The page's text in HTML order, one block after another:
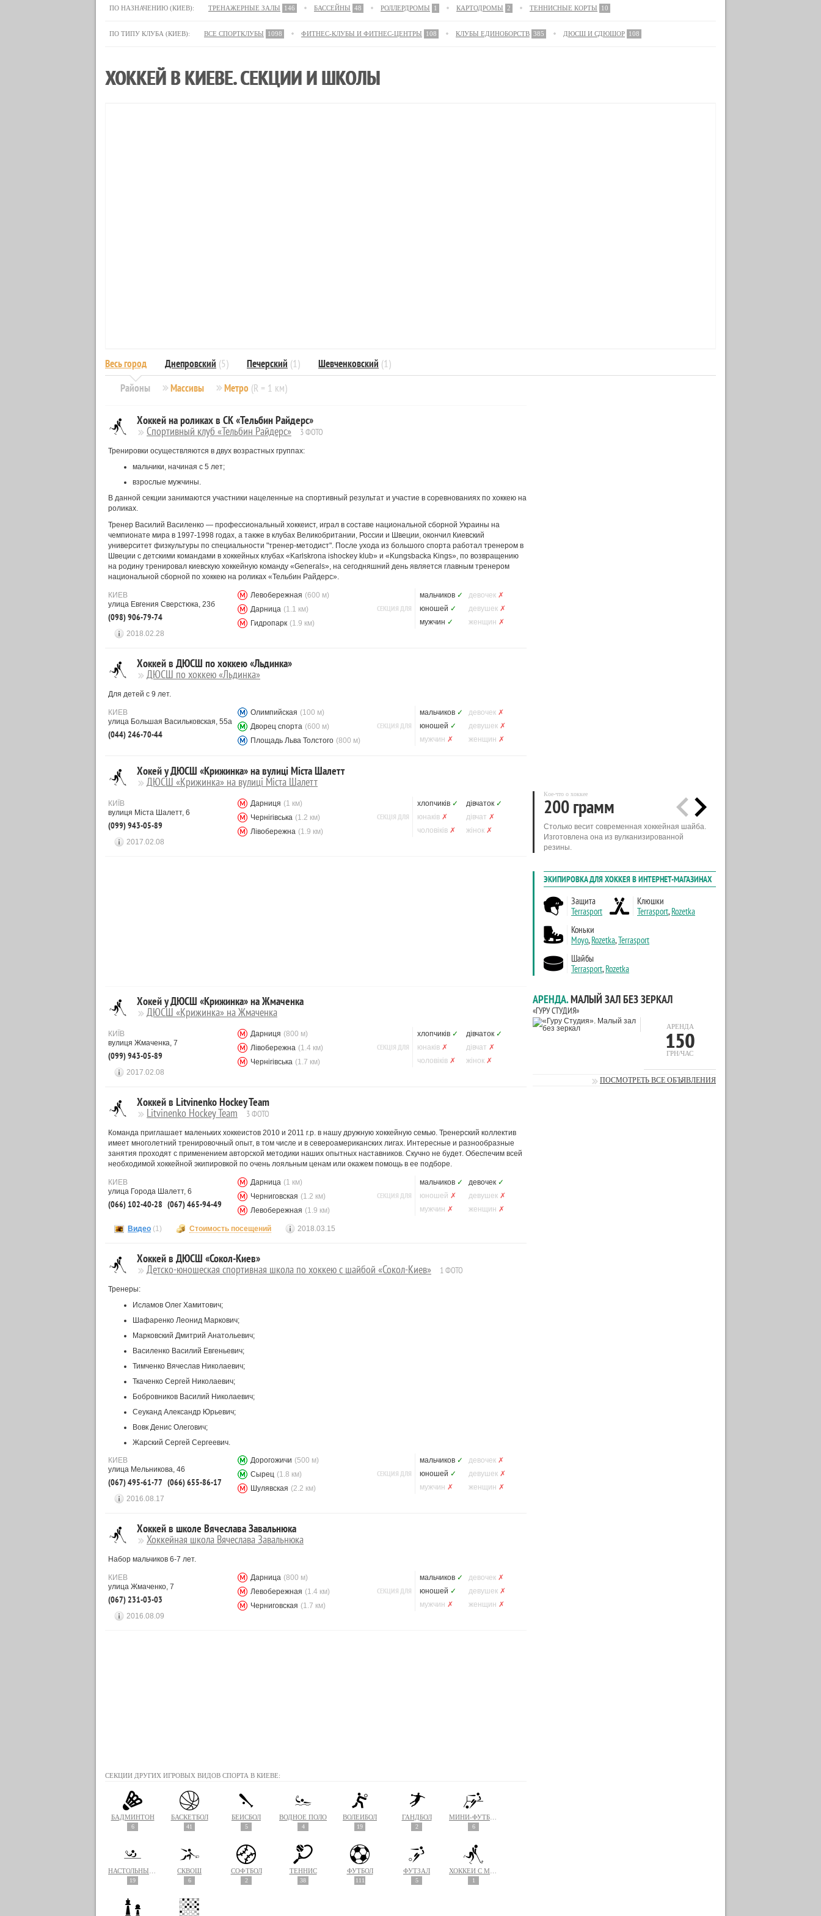
ПО НАЗНАЧЕНИЮ (КИЕВ): ТРЕНАЖЕРНЫЕ ЗАЛЫ 146 БАССЕЙНЫ 48 РОЛЛЕРДРОМЫ 1 КАРТОДРОМЫ 2 ТЕННИСНЫЕ КОРТЫ 10
ПО ТИПУ КЛУБА (КИЕВ): ВСЕ СПОРТКЛУБЫ 1098 ФИТНЕС-КЛУБЫ И ФИТНЕС-ЦЕНТРЫ 108 КЛУБЫ ЕДИНОБОРСТВ 385 ДЮСШ И СДЮШОР 108
ХОККЕЙ В КИЕВЕ. СЕКЦИИ И ШКОЛЫ
Районы
Весь город Днепровский (5) Печерский (1) Шевченковский (1)
Массивы
Метро (R = 1 км)
Хоккей на роликах в СК «Тельбин Райдерс»
Спортивный клуб «Тельбин Райдерс» 3 ФОТО
Тренировки осуществляются в двух возрастных группах:
мальчики, начиная с 5 лет;
взрослые мужчины.
В данной секции занимаются участники нацеленные на спортивный результат и участие в соревнованиях по хоккею на
роликах.
Тренер Василий Василенко — профессиональный хоккеист, играл в составе национальной сборной Украины на
чемпионате мира в 1997-1998 годах, а также в клубах Великобритании, России и Швеции, окончил Киевский
университет физкультуры по специальности "тренер-методист". После ухода из большого спорта работал тренером в
Швеции с детскими командами в хоккейных клубах «Karlskrona ishockey klub» и «Kungsbacka Kings», по возвращению
на родину тренировал киевскую хоккейную команду «Generals», на сегодняшний день является главным тренером
национальной сборной по хоккею на роликах «Тельбин Райдерс».
КИЕВ
улица Евгения Сверстюка, 23б
(098) 906-79-74
Левобережная (600 м)
Дарница (1.1 км)
Гидропарк (1.9 км)
СЕКЦИЯ ДЛЯ
мальчиков ✓ девочек ✗
юношей ✓ девушек ✗
мужчин ✓ женщин ✗
2018.02.28
Хоккей в ДЮСШ по хоккею «Льдинка»
ДЮСШ по хоккею «Льдинка»
Для детей с 9 лет.
КИЕВ
улица Большая Васильковская, 55a
(044) 246-70-44
Олимпийская (100 м)
Дворец спорта (600 м)
Площадь Льва Толстого (800 м)
СЕКЦИЯ ДЛЯ
мальчиков ✓ девочек ✗
юношей ✓ девушек ✗
мужчин ✗ женщин ✗
Хокей у ДЮСШ «Крижинка» на вулиці Міста Шалетт
ДЮСШ «Крижинка» на вулиці Міста Шалетт
КИЇВ
вулиця Міста Шалетт, 6
(099) 943-05-89
Дарниця (1 км)
Чернігівська (1.2 км)
Лівобережна (1.9 км)
СЕКЦІЯ ДЛЯ
хлопчиків ✓ дівчаток ✓
юнаків ✗ дівчат ✗
чоловіків ✗ жінок ✗
2017.02.08
Хокей у ДЮСШ «Крижинка» на Жмаченка
ДЮСШ «Крижинка» на Жмаченка
КИЇВ
вулиця Жмаченка, 7
(099) 943-05-89
Дарниця (800 м)
Лівобережна (1.4 км)
Чернігівська (1.7 км)
СЕКЦІЯ ДЛЯ
хлопчиків ✓ дівчаток ✓
юнаків ✗ дівчат ✗
чоловіків ✗ жінок ✗
2017.02.08
Хоккей в Litvinenko Hockey Team
Litvinenko Hockey Team 3 ФОТО
Команда приглашает маленьких хоккеистов 2010 и 2011 г.р. в нашу дружную хоккейную семью. Тренерский коллектив
имеет многолетний тренировочный опыт, в том числе и в североамериканских лигах. Интересные и разнообразные
занятия проходят с применением авторской методики наших опытных наставников. Скучно не будет. Обеспечим всей
необходимой хоккейной экипировкой по очень лояльным ценам или окажем помощь в ее подборе.
КИЕВ
улица Города Шалетт, 6
(066) 102-40-28 (067) 465-94-49
Дарница (1 км)
Черниговская (1.2 км)
Левобережная (1.9 км)
СЕКЦИЯ ДЛЯ
мальчиков ✓ девочек ✓
юношей ✗ девушек ✗
мужчин ✗ женщин ✗
Видео (1) Стоимость посещений 2018.03.15
Хоккей в ДЮСШ «Сокол-Киев»
Детско-юношеская спортивная школа по хоккею с шайбой «Сокол-Киев» 1 ФОТО
Тренеры:
Исламов Олег Хамитович;
Шафаренко Леонид Маркович;
Марковский Дмитрий Анатольевич;
Василенко Василий Евгеньевич;
Тимченко Вячеслав Николаевич;
Ткаченко Сергей Николаевич;
Бобровников Василий Николаевич;
Сеуканд Александр Юрьевич;
Вовк Денис Олегович;
Жарский Сергей Сергеевич.
КИЕВ
улица Мельникова, 46
(067) 495-61-77 (066) 655-86-17
Дорогожичи (500 м)
Сырец (1.8 км)
Шулявская (2.2 км)
СЕКЦИЯ ДЛЯ
мальчиков ✓ девочек ✗
юношей ✓ девушек ✗
мужчин ✗ женщин ✗
2016.08.17
Хоккей в школе Вячеслава Завальнюка
Хоккейная школа Вячеслава Завальнюка
Набор мальчиков 6-7 лет.
КИЕВ
улица Жмаченко, 7
(067) 231-03-03
Дарница (800 м)
Левобережная (1.4 км)
Черниговская (1.7 км)
СЕКЦИЯ ДЛЯ
мальчиков ✓ девочек ✗
юношей ✓ девушек ✗
мужчин ✗ женщин ✗
2016.08.09
СЕКЦИИ ДРУГИХ ИГРОВЫХ ВИДОВ СПОРТА В КИЕВЕ:
БАДМИНТОН
6
БАСКЕТБОЛ
41
БЕЙСБОЛ
5
ВОДНОЕ ПОЛО
4
ВОЛЕЙБОЛ
19
ГАНДБОЛ
2 6
19
СКВОШ
6
СОФТБОЛ
2
ТЕННИС
38
ФУТБОЛ
111
ФУТЗАЛ
5 1
Кое-что о хоккее
200 грамм
Столько весит современная хоккейная шайба.
Изготовлена она из вулканизированной
резины.
АРЕНДА.МАЛЫЙ ЗАЛ БЕЗ ЗЕРКАЛ
«ГУРУ СТУДИЯ»
АРЕНДА
150
ГРН/ЧАС
ПОСМОТРЕТЬ ВСЕ ОБЪЯВЛЕНИЯ